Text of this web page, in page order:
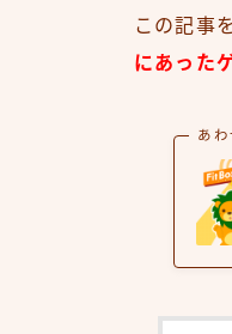
この記事
にあった
あわ